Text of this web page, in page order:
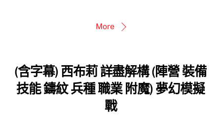
More
(含字幕) 西布莉 詳盡解構 (陣營 裝備
技能 鑄紋 兵種 職業 附魔) 夢幻模擬
戰